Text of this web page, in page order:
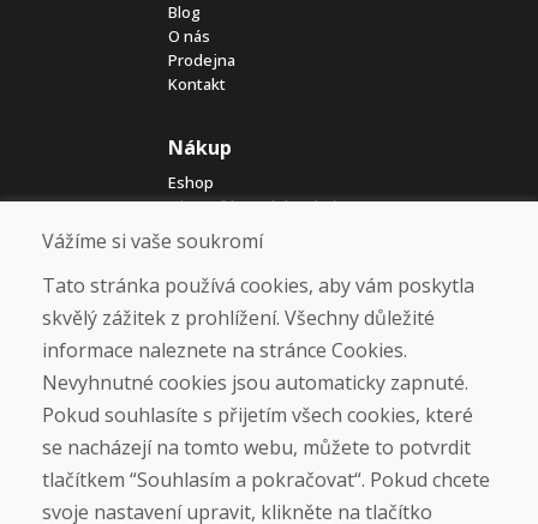
Blog
O nás
Prodejna
Kontakt
Nákup
Eshop
Jak posíláme elektrokola
Obchodní podmínky
Doprava
Platba
Vrácení a výměna zboží
Ochrana osobních údajů
Cookies
Sociální sítě
Vážíme si vaše soukromí
Tato stránka používá cookies, aby vám poskytla
skvělý zážitek z prohlížení. Všechny důležité
informace naleznete na stránce Cookies.
Nevyhnutné cookies jsou automaticky zapnuté.
Pokud souhlasíte s přijetím všech cookies, které
se nacházejí na tomto webu, můžete to potvrdit
tlačítkem “Souhlasím a pokračovat“. Pokud chcete
svoje nastavení upravit, klikněte na tlačítko